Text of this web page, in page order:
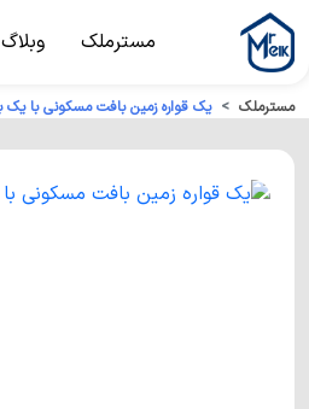
مسترملک وبلاگ
مسترملک یک قواره زمین بافت مسکونی با یک